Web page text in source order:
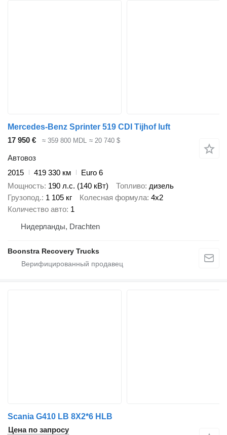
Mercedes-Benz Sprinter 519 CDI Tijhof luft
17 950 €
≈ 359 800 MDL ≈ 20 740 $
Автовоз
2015
419 330 км
Euro 6
Мощность 190 л.с. (140 кВт) Топливо дизель
Грузопод. 1 105 кг Колесная формула 4x2
Количество авто 1
Нидерланды, Drachten
Boonstra Recovery Trucks
Scania G410 LB 8X2*6 HLB
Цена по запросу